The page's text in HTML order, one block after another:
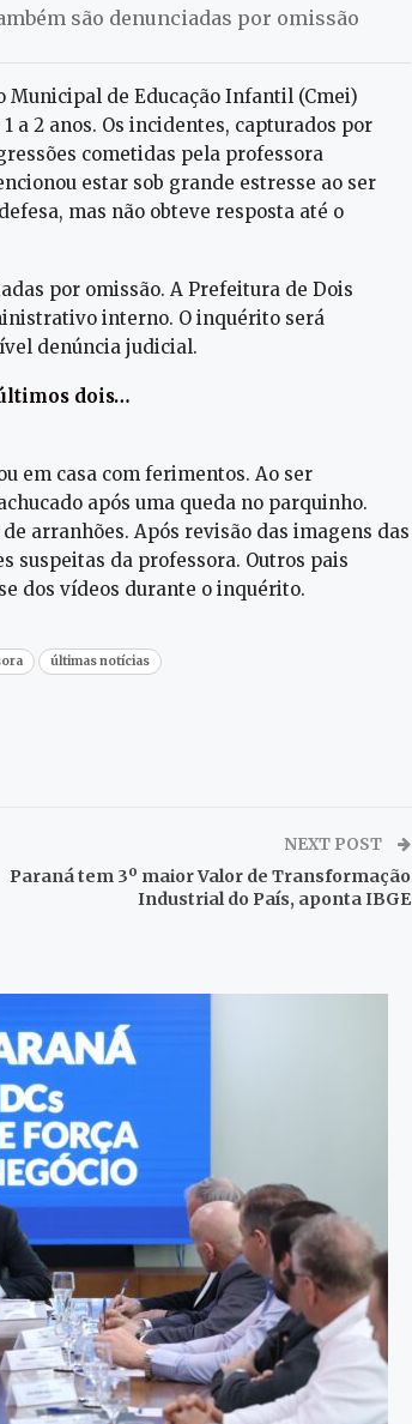
são denunciadas por omissão
Municipal de Educação Infantil (Cmei)
a 2 anos. Os incidentes, capturados por
cometidas pela professora
estar sob grande estresse ao ser
mas não obteve resposta até o
por omissão. A Prefeitura de Dois
interno. O inquérito será
denúncia judicial.
dois…
em casa com ferimentos. Ao ser
após uma queda no parquinho.
arranhões. Após revisão das imagens das
suspeitas da professora. Outros pais
dos vídeos durante o inquérito.
últimas notícias
NEXT POST
Paraná tem 3º maior Valor de Transformação
Industrial do País, aponta IBGE